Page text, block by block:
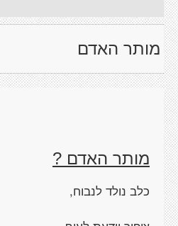
מותר האדם
מותר האדם ?
כלב נולד לנבוח,